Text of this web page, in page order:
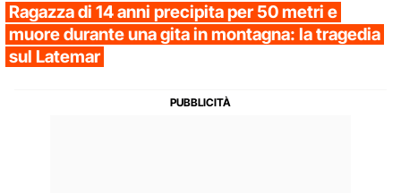
Ragazza di 14 anni precipita per 50 metri e
muore durante una gita in montagna: la tragedia
sul Latemar